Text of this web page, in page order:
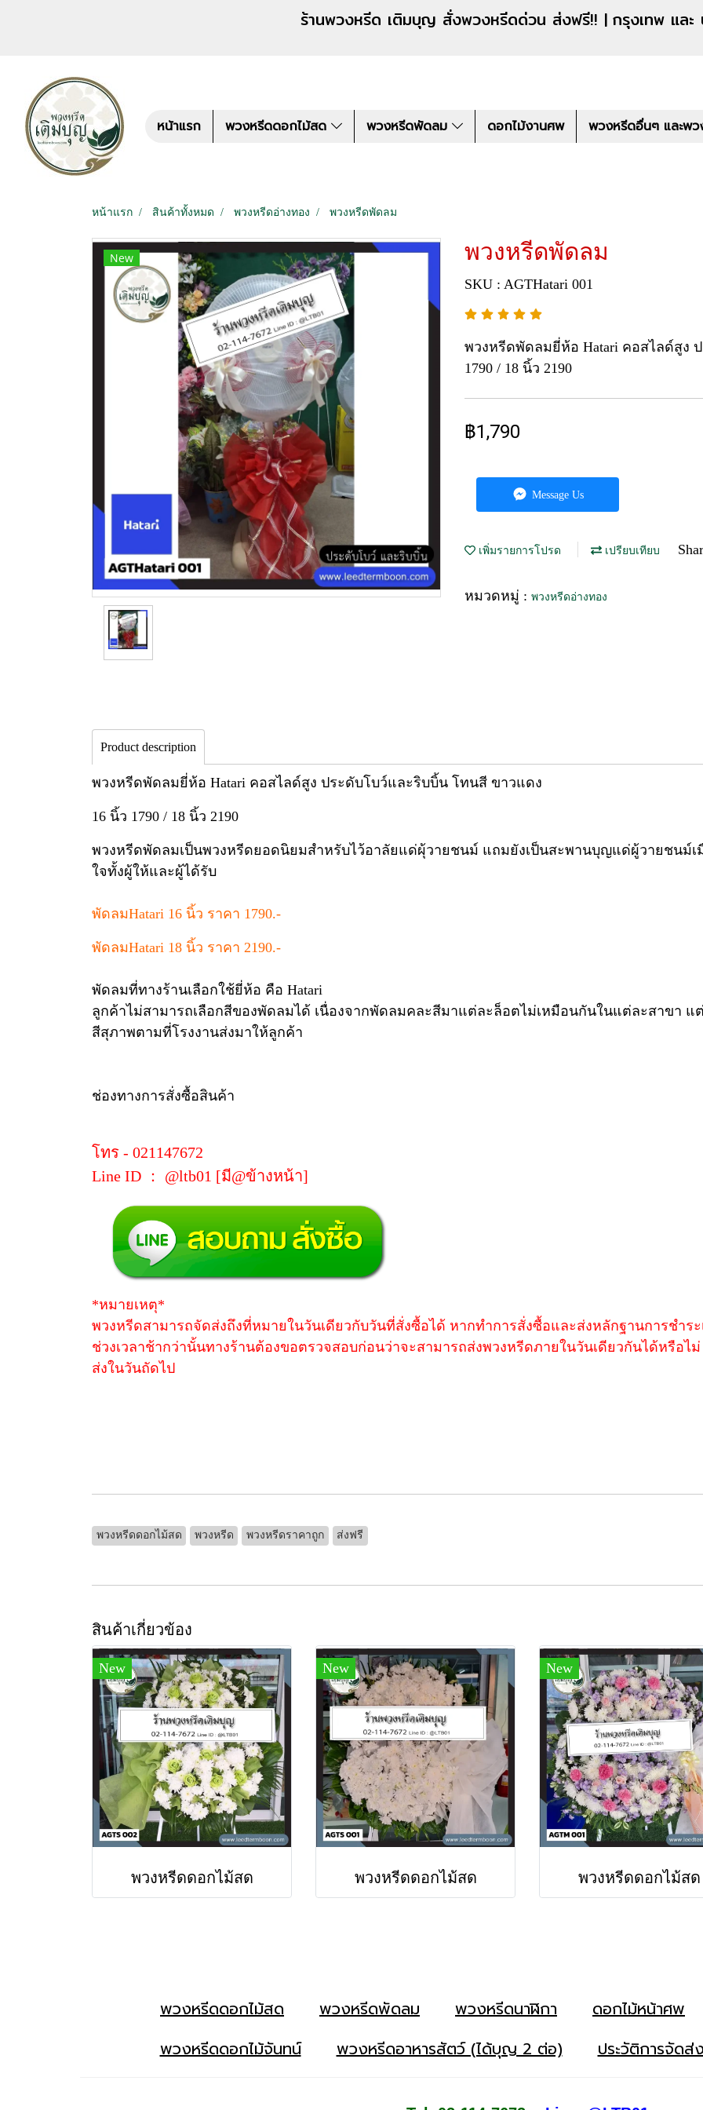
ร้านพวงหรีด เติมบุญ สั่งพวงหรีดด่วน ส่งฟรี!! | กรุงเทพ แล
หน้าแรก พวงหรีดดอกไม้สด พวงหรีดพัดลม ดอกไม้งานศพ พวงหรีดอื่นๆ และพ
หน้าแรก สินค้าทั้งหมด พวงหรีดอ่างทอง พวงหรีดพัดลม
New พวงหรีดพัดลม
SKU : AGTHatari 001
พวงหรีดพัดลมยี่ห้อ Hatari คอสไลด์สูง
1790 / 18 นิ้ว 2190
฿1,790
Message Us
เพิ่มรายการโปรด เปรียบเทียบ
หมวดหมู่ : พวงหรีดอ่างทอง
Product description
พวงหรีดพัดลมยี่ห้อ Hatari คอสไลด์สูง ประดับโบว์และริบบิ้น โทนสี ขาวแดง
16 นิ้ว 1790 / 18 นิ้ว 2190
พวงหรีดพัดลมเป็นพวงหรีดยอดนิยมสำหรับไว้อาลัยแด่ผุ้วายชนม์ แถมยังเป็นสะพานบุญแด่ผู้วายชนม์
ใจทั้งผู้ให้และผู้ได้รับ
พัดลมHatari 16 นิ้ว ราคา 1790.-
พัดลมHatari 18 นิ้ว ราคา 2190.-
พัดลมที่ทางร้านเลือกใช้ยี่ห้อ คือ Hatari
ลูกค้าไม่สามารถเลือกสีของพัดลมได้ เนื่องจากพัดลมคละสีมาแต่ละล็อตไม่เหมือนกันในแต่ละสาขา แ
สีสุภาพตามที่โรงงานส่งมาให้ลูกค้า
ช่องทางการสั่งซื้อสินค้า
โทร - 021147672
Line ID ： @ltb01 [มี@ข้างหน้า]
*หมายเหตุ*
พวงหรีดสามารถจัดส่งถึงที่หมายในวันเดียวกับวันที่สั่งซื้อได้ หากทำการสั่งซื้อและส่งหลักฐานการชำร
ช่วงเวลาช้ากว่านั้นทางร้านต้องขอตรวจสอบก่อนว่าจะสามารถส่งพวงหรีดภายในวันเดียวกันได้หรือไ
ส่งในวันถัดไป
พวงหรีดดอกไม้สด พวงหรีด พวงหรีดราคาถูก ส่งฟรี
สินค้าเกี่ยวข้อง
New
พวงหรีดดอกไม้สด
New
พวงหรีดดอกไม้สด
New
พวงหรีดดอกไม้สด
พวงหรีดดอกไม้สด พวงหรีดพัดลม พวงหรีดนาฬิกา
ดอกไม้หน้าศพ
พวงหรีดดอกไม้จันทน์
พวงหรีดอาหารสัตว์ (ได้บุญ 2 ต่อ) ประวัติการจัดส่